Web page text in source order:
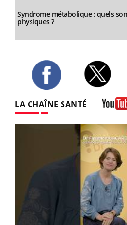
Syndrome métabolique : quels
physiques ?
LA CHAÎNE SANTÉ